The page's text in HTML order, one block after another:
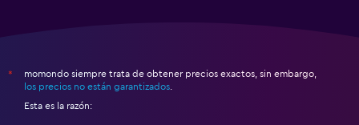
*
momondo siempre trata de obtener precios exactos, sin embargo,
los precios no están garantizados
Esta es la razón: